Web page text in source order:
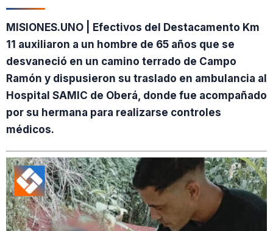
MISIONES.UNO | Efectivos del Destacamento Km
11 auxiliaron a un hombre de 65 años que se
desvaneció en un camino terrado de Campo
Ramón y dispusieron su traslado en ambulancia al
Hospital SAMIC de Oberá, donde fue acompañado
por su hermana para realizarse controles
médicos.